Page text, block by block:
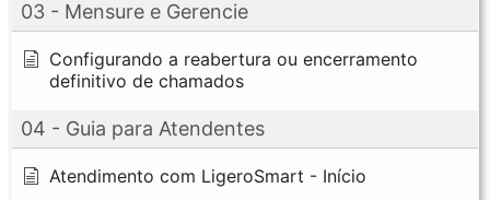
03 - Mensure e Gerencie
Configurando a reabertura ou encerramento
definitivo de chamados
04 - Guia para Atendentes
Atendimento com LigeroSmart - Início